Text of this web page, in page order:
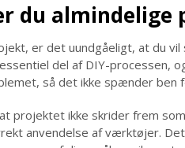
du almindelige
er det uundgåeligt, at du vil
del af DIY-processen,
så det ikke spænder ben
projektet ikke skrider frem
anvendelse af værktøjer.